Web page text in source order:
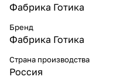
Фабрика Готика
Бренд
Фабрика Готика
Страна производства
Россия